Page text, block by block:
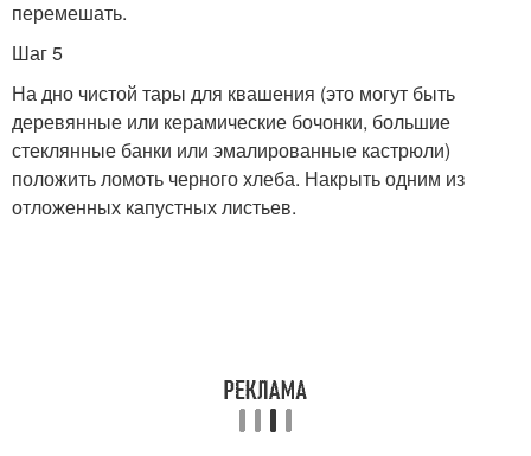
перемешать.
Шаг 5
На дно чистой тары для квашения (это могут быть
деревянные или керамические бочонки, большие
стеклянные банки или эмалированные кастрюли)
положить ломоть черного хлеба. Накрыть одним из
отложенных капустных листьев.